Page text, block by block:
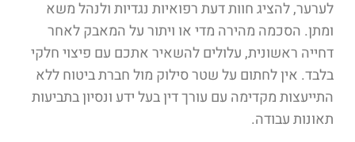
לערער, להציג חוות דעת רפואיות נגדיות ולנהל משא
ומתן. הסכמה מהירה מדי או ויתור על המאבק לאחר
דחייה ראשונית, עלולים להשאיר אתכם עם פיצוי חלקי
בלבד. אין לחתום על שטר סילוק מול חברת ביטוח ללא
התייעצות מקדימה עם עורך דין בעל ידע ונסיון בתביעות
תאונות עבודה.